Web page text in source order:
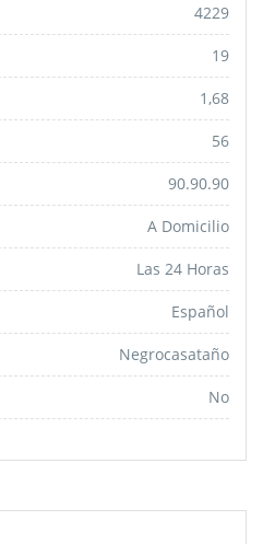
4229
19
1,68
56
90.90.90
A Domicilio
Las 24 Horas
Español
Negrocasataño
No